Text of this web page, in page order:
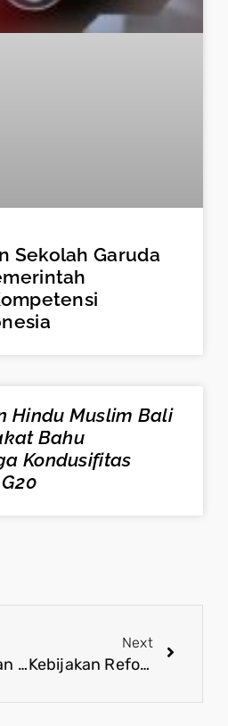
Sekolah Garuda
Hindu Muslim Bali
Bahu
Kondusifitas
PP TUNAS dan Resiliensi Media dalam Melindungi Anak di Ruang Digital
Next
Kebijakan Reformasi Pasar Modal Buka Peluang Arus Modal Asing Lebih Besar